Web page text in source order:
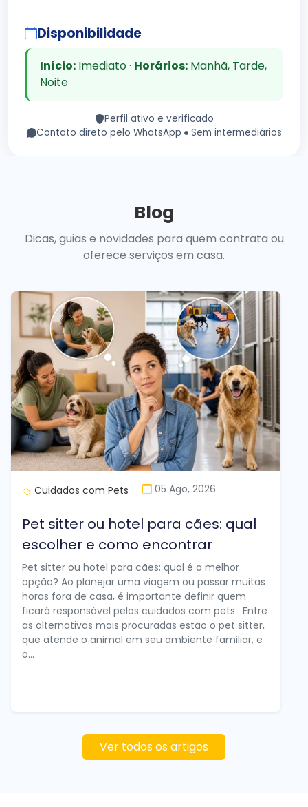
Disponibilidade
Início:Imediato · Horários:Manhã, Tarde,
Noite
Perfil ativo e verificado
Contato direto pelo WhatsApp
Sem intermediários
Blog
Dicas, guias e novidades para quem contrata ou
oferece serviços em casa.
Cuidados com Pets 05 Ago, 2026
Pet sitter ou hotel para cães: qual
escolher e como encontrar
Pet sitter ou hotel para cães: qual é a melhor
opção? Ao planejar uma viagem ou passar muitas
horas fora de casa, é importante definir quem
ficará responsável pelos cuidados com pets . Entre
as alternativas mais procuradas estão o pet sitter,
que atende o animal em seu ambiente familiar, e
o...
Ver todos os artigos